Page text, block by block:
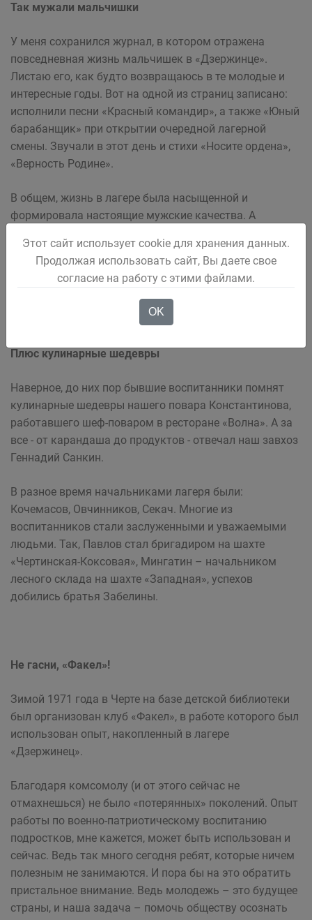
Так мужали мальчишки
У меня сохранился журнал, в котором отражена
повседневная жизнь мальчишек в «Дзержинце».
Листаю его, как будто возвращаюсь в те молодые и
интересные годы. Вот на одной из страниц записано:
исполнили песни «Красный командир», а также «Юный
барабанщик» при открытии очередной лагерной
смены. Звучали в этот день и стихи «Носите ордена»,
«Верность Родине».
В общем, жизнь в лагере была насыщенной и
формировала настоящие мужские качества. А
обстановка, лагерь ведь был палаточным. И
дежурство по лагерю и по столовой несли сами
Плюс кулинарные шедевры
Наверное, до них пор бывшие воспитанники помнят
кулинарные шедевры нашего повара Константинова,
работавшего шеф-поваром в ресторане «Волна». А за
все - от карандаша до продуктов - отвечал наш завхоз
Геннадий Санкин.
В разное время начальниками лагеря были:
Кочемасов, Овчинников, Секач. Многие из
воспитанников стали заслуженными и уважаемыми
людьми. Так, Павлов стал бригадиром на шахте
«Чертинская-Коксовая», Мингатин – начальником
лесного склада на шахте «Западная», успехов
добились братья Забелины.
Не гасни, «Факел»!
Зимой 1971 года в Черте на базе детской библиотеки
был организован клуб «Факел», в работе которого был
использован опыт, накопленный в лагере
«Дзержинец».
Благодаря комсомолу (и от этого сейчас не
отмахнешься) не было «потерянных» поколений. Опыт
работы по военно-патриотическому воспитанию
подростков, мне кажется, может быть использован и
сейчас. Ведь так много сегодня ребят, которые ничем
полезным не занимаются. И пора бы на это обратить
пристальное внимание. Ведь молодежь – это будущее
страны, и наша задача – помочь обществу осознать
Этот сайт использует cookie для хранения данных.
Продолжая использовать сайт, Вы даете свое
согласие на работу с этими файлами.
OK